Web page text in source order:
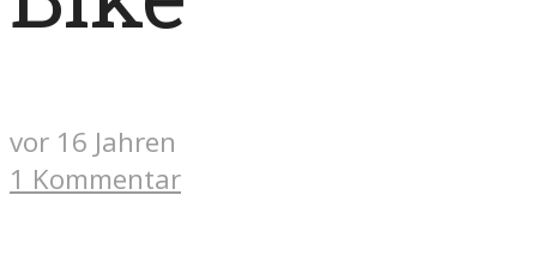
vor 16 Jahren
1 Kommentar